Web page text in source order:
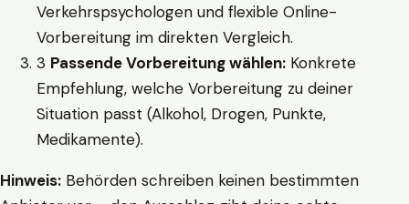
Verkehrspsychologen und flexible Online-
Vorbereitung im direkten Vergleich.
3 Passende Vorbereitung wählen: Konkrete
Empfehlung, welche Vorbereitung zu deiner
Situation passt (Alkohol, Drogen, Punkte,
Medikamente).
Hinweis: Behörden schreiben keinen bestimmten